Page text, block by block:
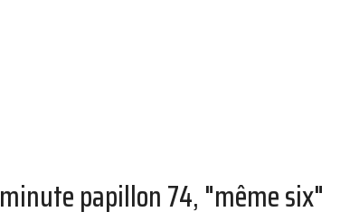
minute papillon 74, "même six"